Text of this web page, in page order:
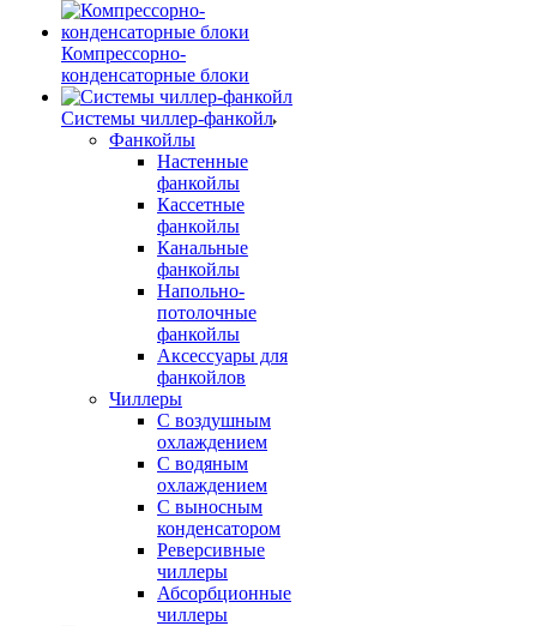
Компрессорно-
конденсаторные блоки
Системы чиллер-фанкойл
Фанкойлы
Настенные
фанкойлы
Кассетные
фанкойлы
Канальные
фанкойлы
Напольно-
потолочные
фанкойлы
Аксессуары для
фанкойлов
Чиллеры
С воздушным
охлаждением
С водяным
охлаждением
С выносным
конденсатором
Реверсивные
чиллеры
Абсорбционные
чиллеры